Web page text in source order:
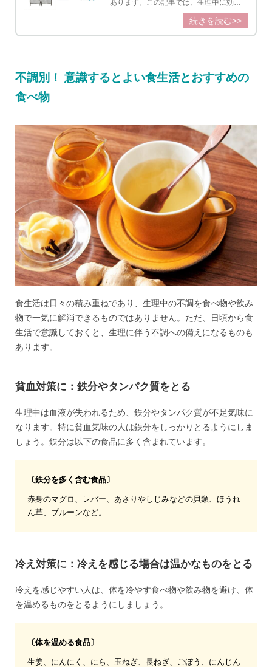
あります。この記事では、生理中に効果
的にツボを部位別に紹介します。
続きを読む>>
不調別！ 意識するとよい食生活とおすすめの
食べ物
食生活は日々の積み重ねであり、生理中の不調を食べ物や飲み
物で一気に解消できるものではありません。ただ、日頃から食
生活で意識しておくと、生理に伴う不調への備えになるものも
あります。
貧血対策に：鉄分やタンパク質をとる
生理中は血液が失われるため、鉄分やタンパク質が不足気味に
なります。特に貧血気味の人は鉄分をしっかりとるようにしま
しょう。鉄分は以下の食品に多く含まれています。
〔鉄分を多く含む食品〕
赤身のマグロ、レバー、あさりやしじみなどの貝類、ほうれ
ん草、プルーンなど。
冷え対策に：冷えを感じる場合は温かなものをとる
冷えを感じやすい人は、体を冷やす食べ物や飲み物を避け、体
を温めるものをとるようにしましょう。
〔体を温める食品〕
生姜、にんにく、にら、玉ねぎ、長ねぎ、ごぼう、にんじん